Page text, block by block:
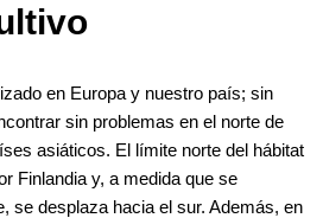
en Europa y nuestro país; sin
sin problemas en el norte de
asiáticos. El límite norte del hábitat
Finlandia y, a medida que se
se desplaza hacia el sur. Además, en